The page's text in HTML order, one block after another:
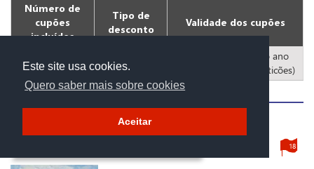
Este site usa cookies.
Quero saber mais sobre cookies
Aceitar
Número de
cupões
incluídos
Tipo de
desconto
Validade dos cupões
2
pelo preço de 1
todos os dias todo o ano
2026 (Fora de competicões)
24
18